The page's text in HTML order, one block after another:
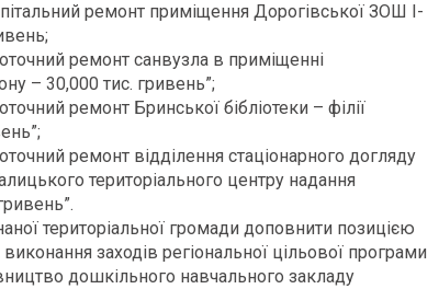
ремонт приміщення Дорогівської ЗОШ І-
ремонт санвузла в приміщенні
– 30,000 тис. гривень”;
ремонт Бринської бібліотеки – філії
ремонт відділення стаціонарного догляду
територіального центру надання
територіальної громади доповнити позицією
заходів регіональної цільової програми
дошкільного навчального закладу